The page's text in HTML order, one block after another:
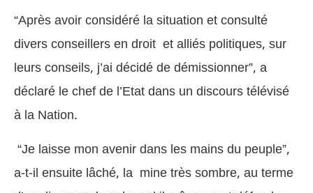
“Après avoir considéré la situation et consulté
divers conseillers en droit et alliés politiques, sur
leurs conseils, j’ai décidé de démissionner”, a
déclaré le chef de l’Etat dans un discours télévisé
à la Nation.
“Je laisse mon avenir dans les mains du peuple”,
a-t-il ensuite lâché, la mine très sombre, au terme